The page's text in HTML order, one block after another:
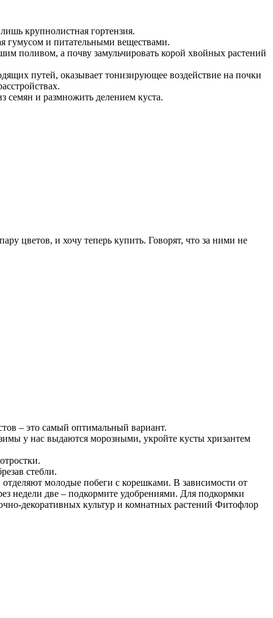
крупнолистная гортензия.
гумусом и питательными веществами.
поливом, а почву замульчировать корой хвойных растений
путей, оказывает тонизирующее воздействие на почки
семян и размножить делением куста.
цветов, и хочу теперь купить. Говорят, что за ними не
– это самый оптимальный вариант.
у нас выдаются морозными, укройте кусты хризантем
стебли.
молодые побеги с корешками. В зависимости от
недели две – подкормите удобрениями. Для подкормки
декоративных культур и комнатных растений Фитофлор